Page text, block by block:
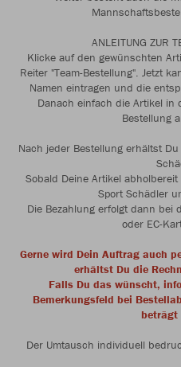
ANLEITUNG ZUR
Klicke auf den gewünschten
Reiter "Team-Bestellung". Jetzt
Namen eintragen und die
Danach einfach die Artikel in
Bestellung
Nach jeder Bestellung erhältst
Sobald Deine Artikel
Sport Schädler
Die Bezahlung erfolgt dann bei
oder EC-
Gerne wird Dein Auftrag auch
erhältst Du die
Falls Du das wünscht,
Bemerkungsfeld bei
beträgt
Der Umtausch individuell